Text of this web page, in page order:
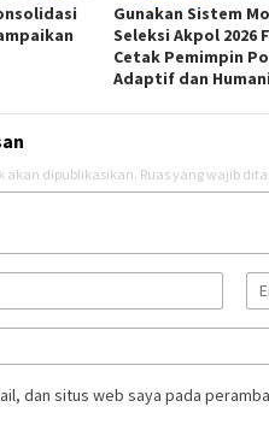
Gunakan Sistem
Seleksi Akpol 2026
Cetak Pemimpin
Adaptif dan
akan dipublikasikan. Ruas yang wajib
dan situs web saya pada